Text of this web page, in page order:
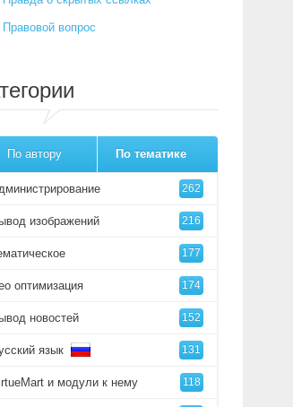
Joomla
Правовой вопрос
По автору По тематике
262
изображений 216
177
оптимизация 174
новостей 152
язык 131
и модули к нему 118